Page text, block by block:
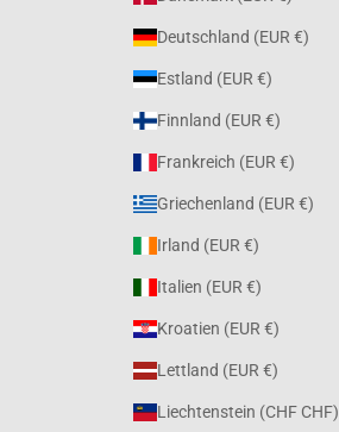
Deutschland (EUR €)
Estland (EUR €)
Finnland (EUR €)
Frankreich (EUR €)
Griechenland (EUR €)
Irland (EUR €)
Italien (EUR €)
Kroatien (EUR €)
Lettland (EUR €)
Liechtenstein (CHF CHF)